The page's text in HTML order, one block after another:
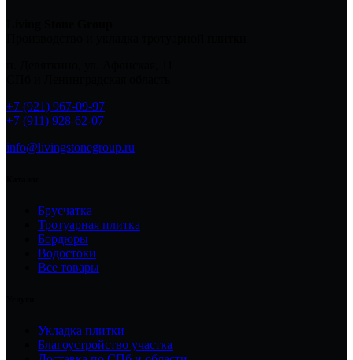
+7 (921) 967-09-97
+7 (911) 928-62-07
info@livingstonegroup.ru
Брусчатка
Тротуарная плитка
Бордюры
Водостоки
Все товары
Укладка плитки
Благоустройство участка